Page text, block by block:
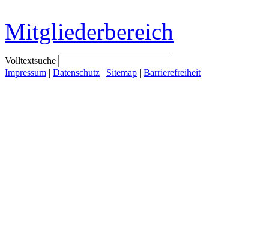
Mitgliederbereich
Volltextsuche
Impressum | Datenschutz | Sitemap | Barrierefreiheit